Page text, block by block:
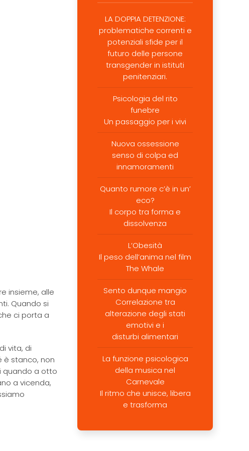
insieme, alle
Quando si
ci porta a
vita, di
è stanco, non
quando a otto
a vicenda,
LA DOPPIA DETENZIONE:
problematiche correnti e
potenziali sfide per il
futuro delle persone
transgender in istituti
penitenziari.
Psicologia del rito
funebre
Un passaggio per i vivi
Nuova ossessione
senso di colpa ed
innamoramenti
Quanto rumore c’è in un’
eco?
Il corpo tra forma e
dissolvenza
L’Obesità
Il peso dell’anima nel film
The Whale
Sento dunque mangio
Correlazione tra
alterazione degli stati
emotivi e i
disturbi alimentari
La funzione psicologica
della musica nel
Carnevale
Il ritmo che unisce, libera
e trasforma